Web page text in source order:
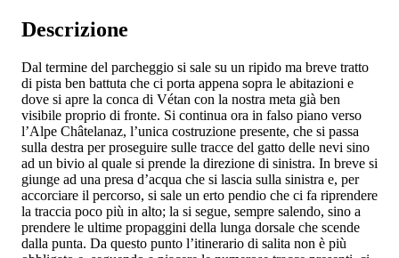
Descrizione
Dal termine del parcheggio si sale su un ripido ma breve tratto
di pista ben battuta che ci porta appena sopra le abitazioni e
dove si apre la conca di Vétan con la nostra meta già ben
visibile proprio di fronte. Si continua ora in falso piano verso
l’Alpe Châtelanaz, l’unica costruzione presente, che si passa
sulla destra per proseguire sulle tracce del gatto delle nevi sino
ad un bivio al quale si prende la direzione di sinistra. In breve si
giunge ad una presa d’acqua che si lascia sulla sinistra e, per
accorciare il percorso, si sale un erto pendio che ci fa riprendere
la traccia poco più in alto; la si segue, sempre salendo, sino a
prendere le ultime propaggini della lunga dorsale che scende
dalla punta. Da questo punto l’itinerario di salita non è più